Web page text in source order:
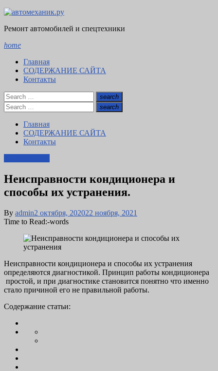
Skip
content
Ремонт автомобилей и спецтехники
home
Главная
СОДЕРЖАНИЕ САЙТА
Контакты
Search
for:
search
Search
Search
for:
search
Search
Главная
СОДЕРЖАНИЕ САЙТА
Контакты
Неисправности кондиционера и
способы их устранения.
By adminPosted
on
2 октября, 202022 ноября, 2021
Time to Read:-words
Неисправности кондиционера и способы их устранения
определяются диагностикой. Принцип работы кондиционера
простой, и при диагностике становится понятно что именно
стало причиной его не правильной работы.
Содержание статьи: